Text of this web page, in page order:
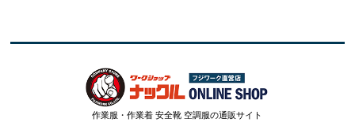
作業服・作業着 安全靴 空調服の通販サイト